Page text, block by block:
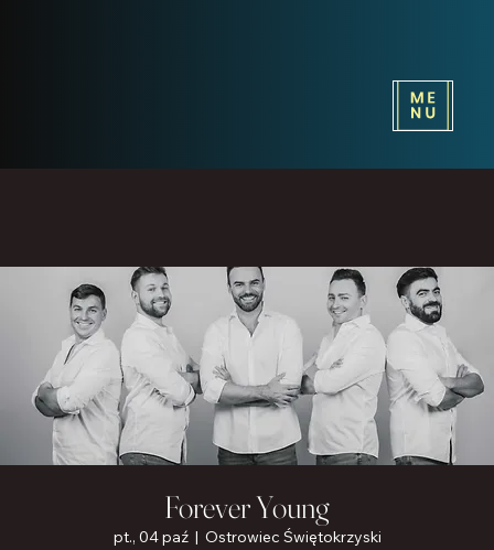
Forever Young
pt., 04 paź
  |
Ostrowiec Świętokrzyski